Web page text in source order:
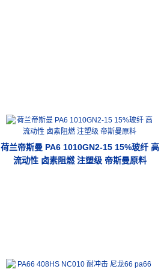
荷兰帝斯曼 PA6 1010GN2-15 15%玻纤 高
流动性 卤素阻燃 注塑级 帝斯曼原料